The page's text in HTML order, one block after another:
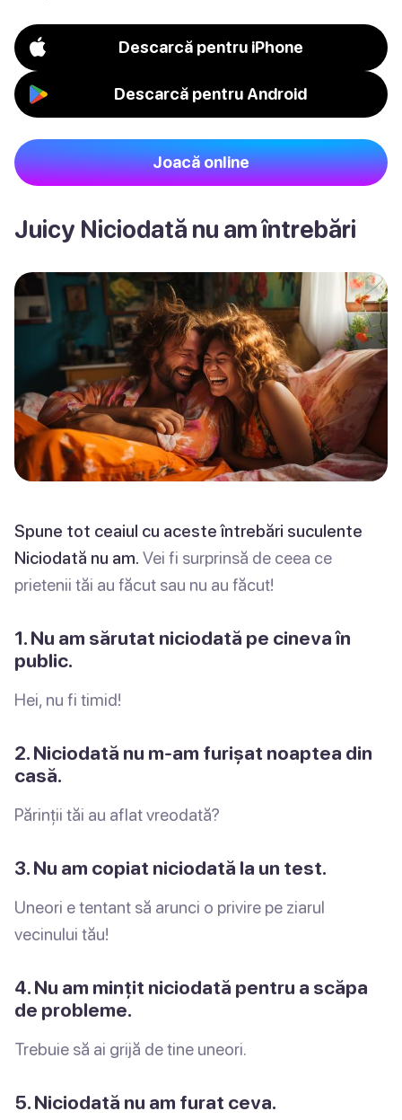
Descarcă pentru iPhone
Descarcă pentru Android
Joacă online
Juicy Niciodată nu am întrebări
Spune tot ceaiul cu aceste întrebări suculente
Niciodată nu am. Vei fi surprinsă de ceea ce
prietenii tăi au făcut sau nu au făcut!
1. Nu am sărutat niciodată pe cineva în
public.
Hei, nu fi timid!
2. Niciodată nu m-am furișat noaptea din
casă.
Părinții tăi au aflat vreodată?
3. Nu am copiat niciodată la un test.
Uneori e tentant să arunci o privire pe ziarul
vecinului tău!
4. Nu am mințit niciodată pentru a scăpa
de probleme.
Trebuie să ai grijă de tine uneori.
5. Niciodată nu am furat ceva.